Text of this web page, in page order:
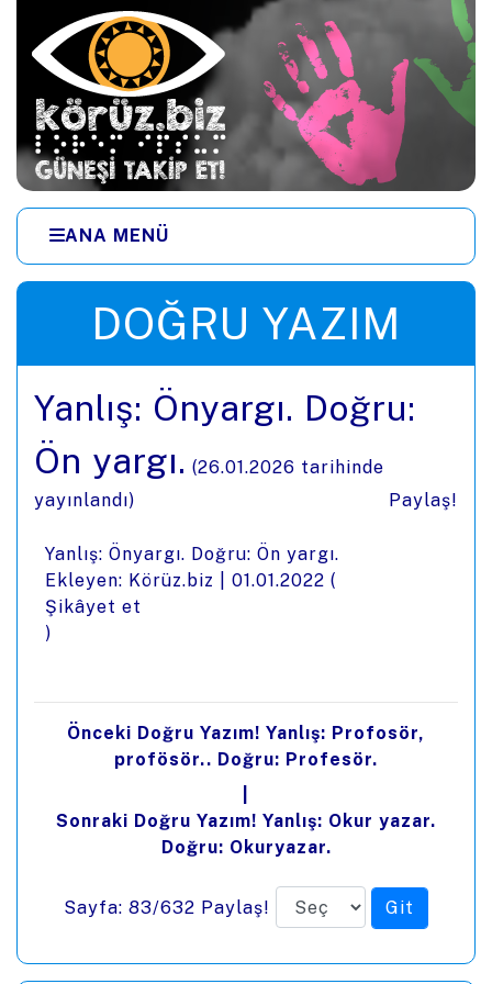
Ana içeriğe zıpla
ANA MENÜ
DOĞRU YAZIM
Yanlış: Önyargı. Doğru:
Ön yargı. (26.01.2026 tarihinde
yayınlandı)
Paylaş!
Yanlış: Önyargı. Doğru: Ön yargı.
Ekleyen: Körüz.biz | 01.01.2022 (
Şikâyet et
)
Önceki Doğru Yazım! Yanlış: Profosör,
profösör.. Doğru: Profesör.
Sonraki Doğru Yazım! Yanlış: Okur yazar.
Doğru: Okuryazar.
Sayfa: 83/632 Paylaş!
Menüye zıpla